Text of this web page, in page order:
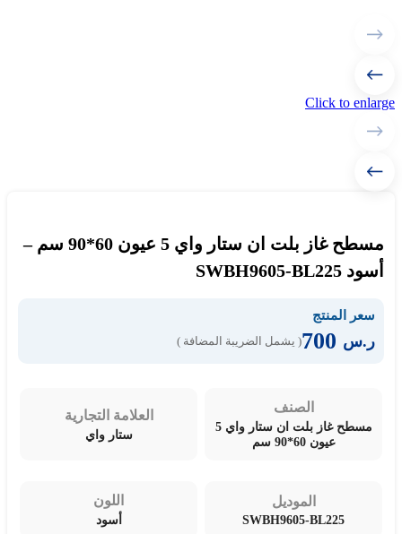
Click to enlarge
مسطح غاز بلت ان ستار واي 5 عيون 60*90 سم –
أسود SWBH9605-BL225
سعر المنتج
ر.س ( يشمل الضريبة المضافة )
الصنف
مسطح غاز بلت ان ستار واي 5
عيون 60*90 سم
العلامة التجارية
ستار واي
الموديل
SWBH9605-BL225
اللون
أسود